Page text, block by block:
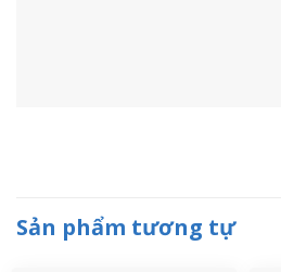
Sản phẩm tương tự